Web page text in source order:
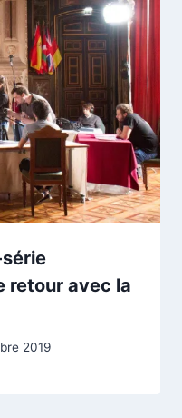
retour avec la
2019